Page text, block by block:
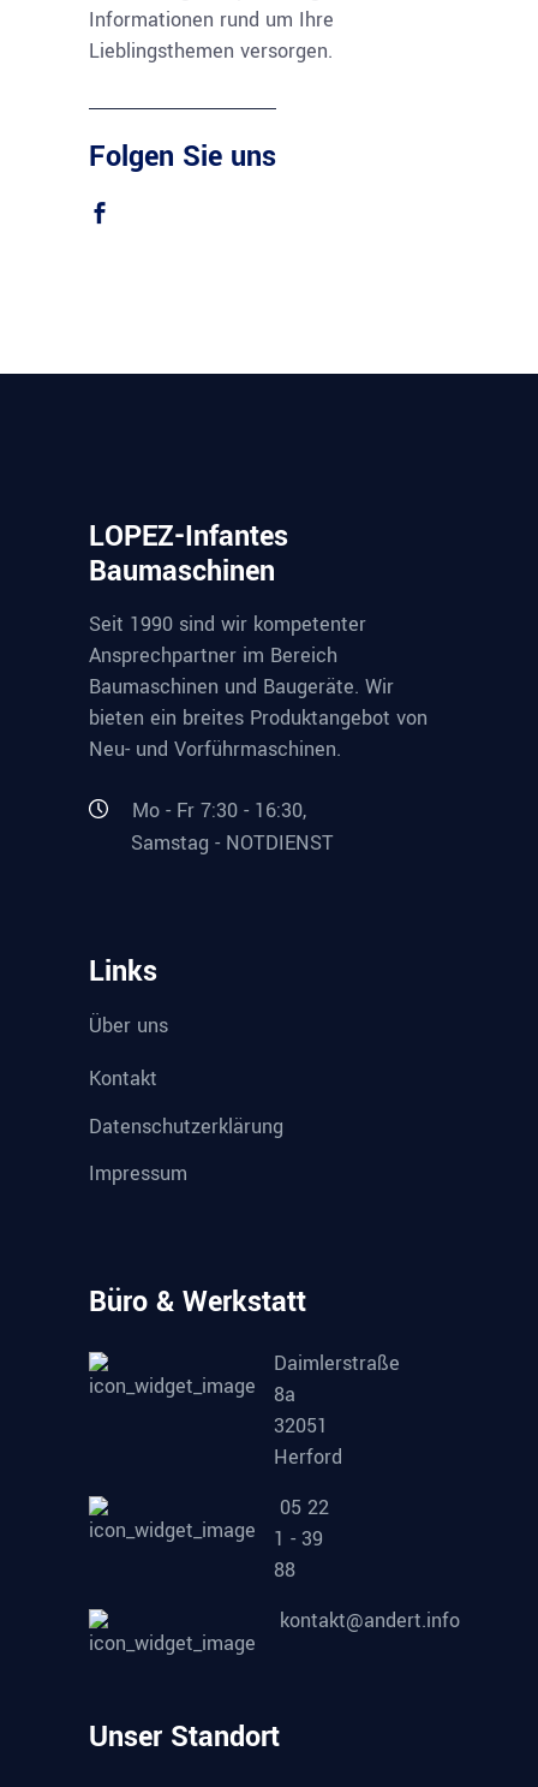
Informationen rund um Ihre
Lieblingsthemen versorgen.
Folgen Sie uns
LOPEZ-Infantes
Baumaschinen
Seit 1990 sind wir kompetenter
Ansprechpartner im Bereich
Baumaschinen und Baugeräte. Wir
bieten ein breites Produktangebot von
Neu- und Vorführmaschinen.
Mo - Fr 7:30 - 16:30,
Samstag - NOTDIENST
Links
Über uns
Kontakt
Datenschutzerklärung
Impressum
Büro & Werkstatt
Daimlerstraße
8a
32051
Herford
05 22
1 - 39
88
kontakt@andert.info
Unser Standort